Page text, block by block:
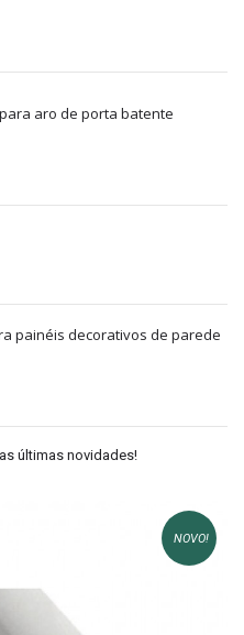
para aro de porta batente
painéis decorativos de parede
últimas novidades!
NOVO!